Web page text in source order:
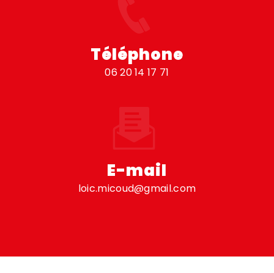
Téléphone
06 20 14 17 71
E-mail
loic.micoud@gmail.com